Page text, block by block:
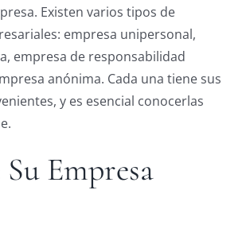
Existen varios tipos de
empresa unipersonal,
empresa de responsabilidad
anónima. Cada una tiene sus
y es esencial conocerlas
Empresa